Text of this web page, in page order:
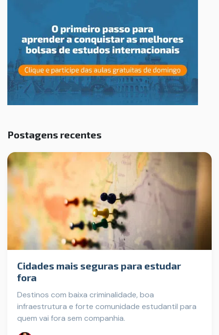
Postagens recentes
Cidades mais seguras para estudar
fora
Destinos com baixa criminalidade, boa
infraestrutura e forte comunidade estudantil para
quem vai fora sem companhia.